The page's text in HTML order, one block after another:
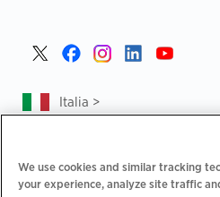
Italia >
We use cookies and similar tracking
your experience, analyze site traffic